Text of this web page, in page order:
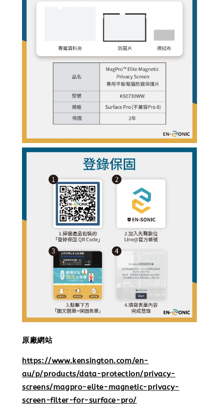
原廠網站
https://www.kensington.com/en-
au/p/products/data-protection/privacy-
screens/magpro-elite-magnetic-privacy-
screen-filter-for-surface-pro/